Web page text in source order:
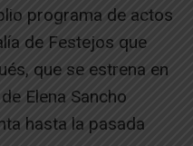
programa de actos
de Festejos que
que se estrena en
Elena Sancho
hasta la pasada